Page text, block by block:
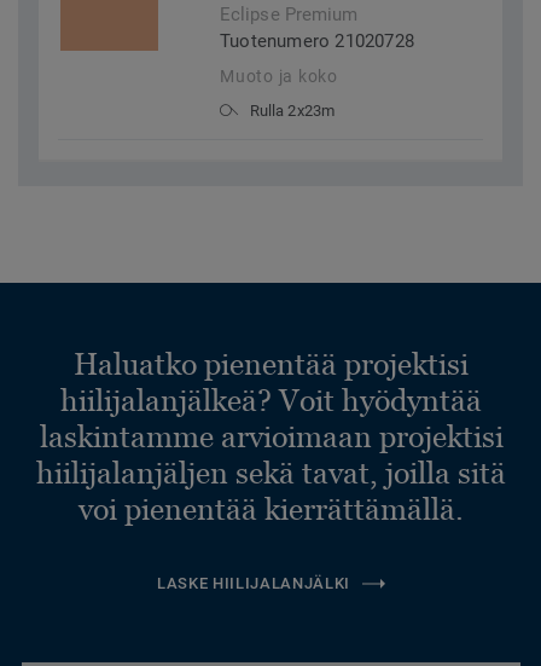
Eclipse Premium
Tuotenumero 21020728
Muoto ja koko
Rulla 2x23m
Haluatko pienentää projektisi
hiilijalanjälkeä? Voit hyödyntää
laskintamme arvioimaan projektisi
hiilijalanjäljen sekä tavat, joilla sitä
voi pienentää kierrättämällä.
LASKE HIILIJALANJÄLKI